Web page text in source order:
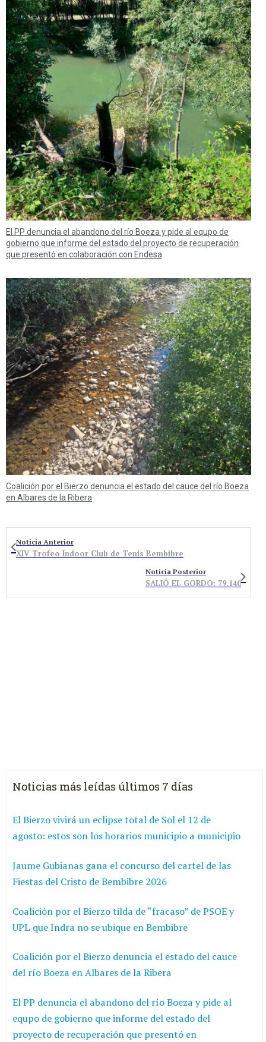
El PP denuncia el abandono del río Boeza y pide al equpo de
gobierno que informe del estado del proyecto de recuperación
que presentó en colaboración con Endesa
Coalición por el Bierzo denuncia el estado del cauce del río Boeza
en Albares de la Ribera
Noticia Anterior
XIV Trofeo Indoor Club de Tenis Bembibre
Noticia Posterior
SALIÓ EL GORDO: 79.140
Noticias más leídas últimos 7 días
El Bierzo vivirá un eclipse total de Sol el 12 de
agosto: estos son los horarios municipio a municipio
Jaume Gubianas gana el concurso del cartel de las
Fiestas del Cristo de Bembibre 2026
Coalición por el Bierzo tilda de “fracaso” de PSOE y
UPL que Indra no se ubique en Bembibre
Coalición por el Bierzo denuncia el estado del cauce
del río Boeza en Albares de la Ribera
El PP denuncia el abandono del río Boeza y pide al
equpo de gobierno que informe del estado del
proyecto de recuperación que presentó en